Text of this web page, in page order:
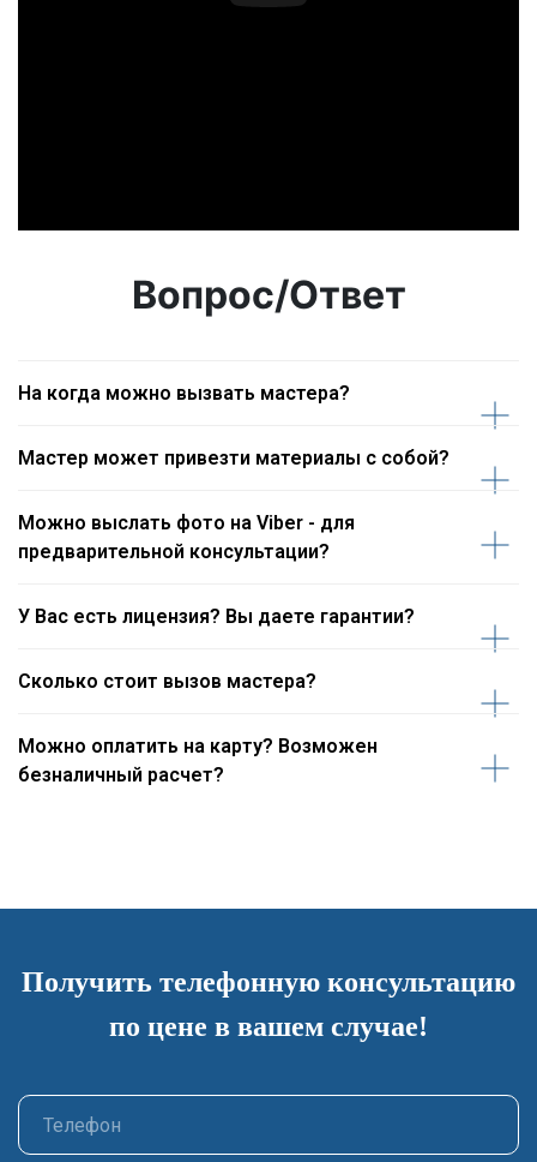
Вопрос/Ответ
На когда можно вызвать мастера?
Мастер может привезти материалы с собой?
Можно выслать фото на Viber - для
предварительной консультации?
У Вас есть лицензия? Вы даете гарантии?
Сколько стоит вызов мастера?
Можно оплатить на карту? Возможен
безналичный расчет?
Получить телефонную консультацию
по цене в вашем случае!